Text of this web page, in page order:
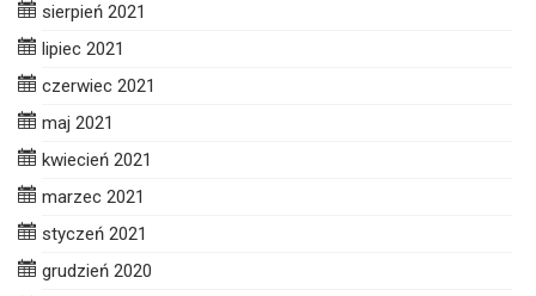
sierpień 2021
lipiec 2021
czerwiec 2021
maj 2021
kwiecień 2021
marzec 2021
styczeń 2021
grudzień 2020